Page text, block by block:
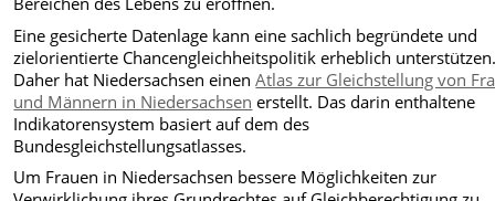
Eine gesicherte Datenlage kann eine sachlich begründete und
zielorientierte Chancengleichheitspolitik erheblich
Daher hat Niedersachsen einenAtlas zur Gleichstellung von
und Männern in Niedersachsen erstellt. Das darin enthaltene
Indikatorensystem basiert auf dem des
Bundesgleichstellungsatlasses.
Um Frauen in Niedersachsen bessere Möglichkeiten zur